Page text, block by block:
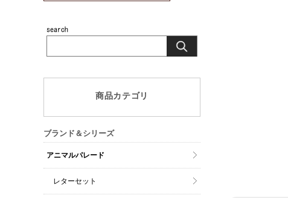
商品カテゴリ
ブランド＆シリーズ
アニマルパレード
レターセット